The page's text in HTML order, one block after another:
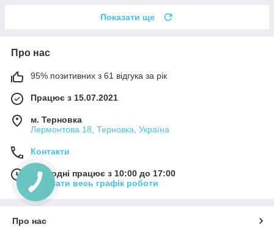
Показати ще
Про нас
95% позитивних з 61 відгука за рік
Працює з 15.07.2021
м. Терновка
Лермонтова 18, Терновка, Україна
Контакти
Сьогодні працює з 10:00 до 17:00
Показати весь графік роботи
Про нас